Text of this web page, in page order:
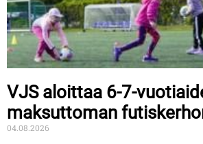
VJS aloittaa 6-7-
maksuttoman
04.08.2026